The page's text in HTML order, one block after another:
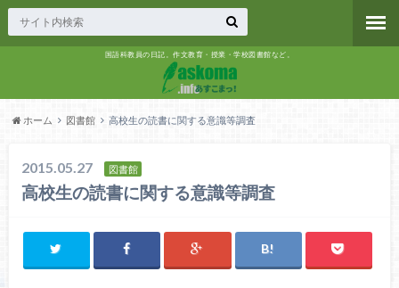
国語科教員の日記。作文教育・授業・学校図書館など。
ホーム 図書館 高校生の読書に関する意識等調査
2015.05.27 図書館
高校生の読書に関する意識等調査